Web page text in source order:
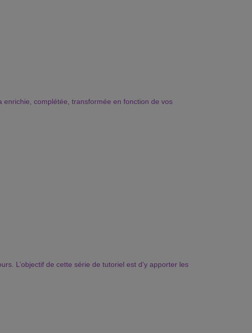
complétée, transformée en fonction de vos
L’objectif de cette série de tutoriel est d’y apporter les